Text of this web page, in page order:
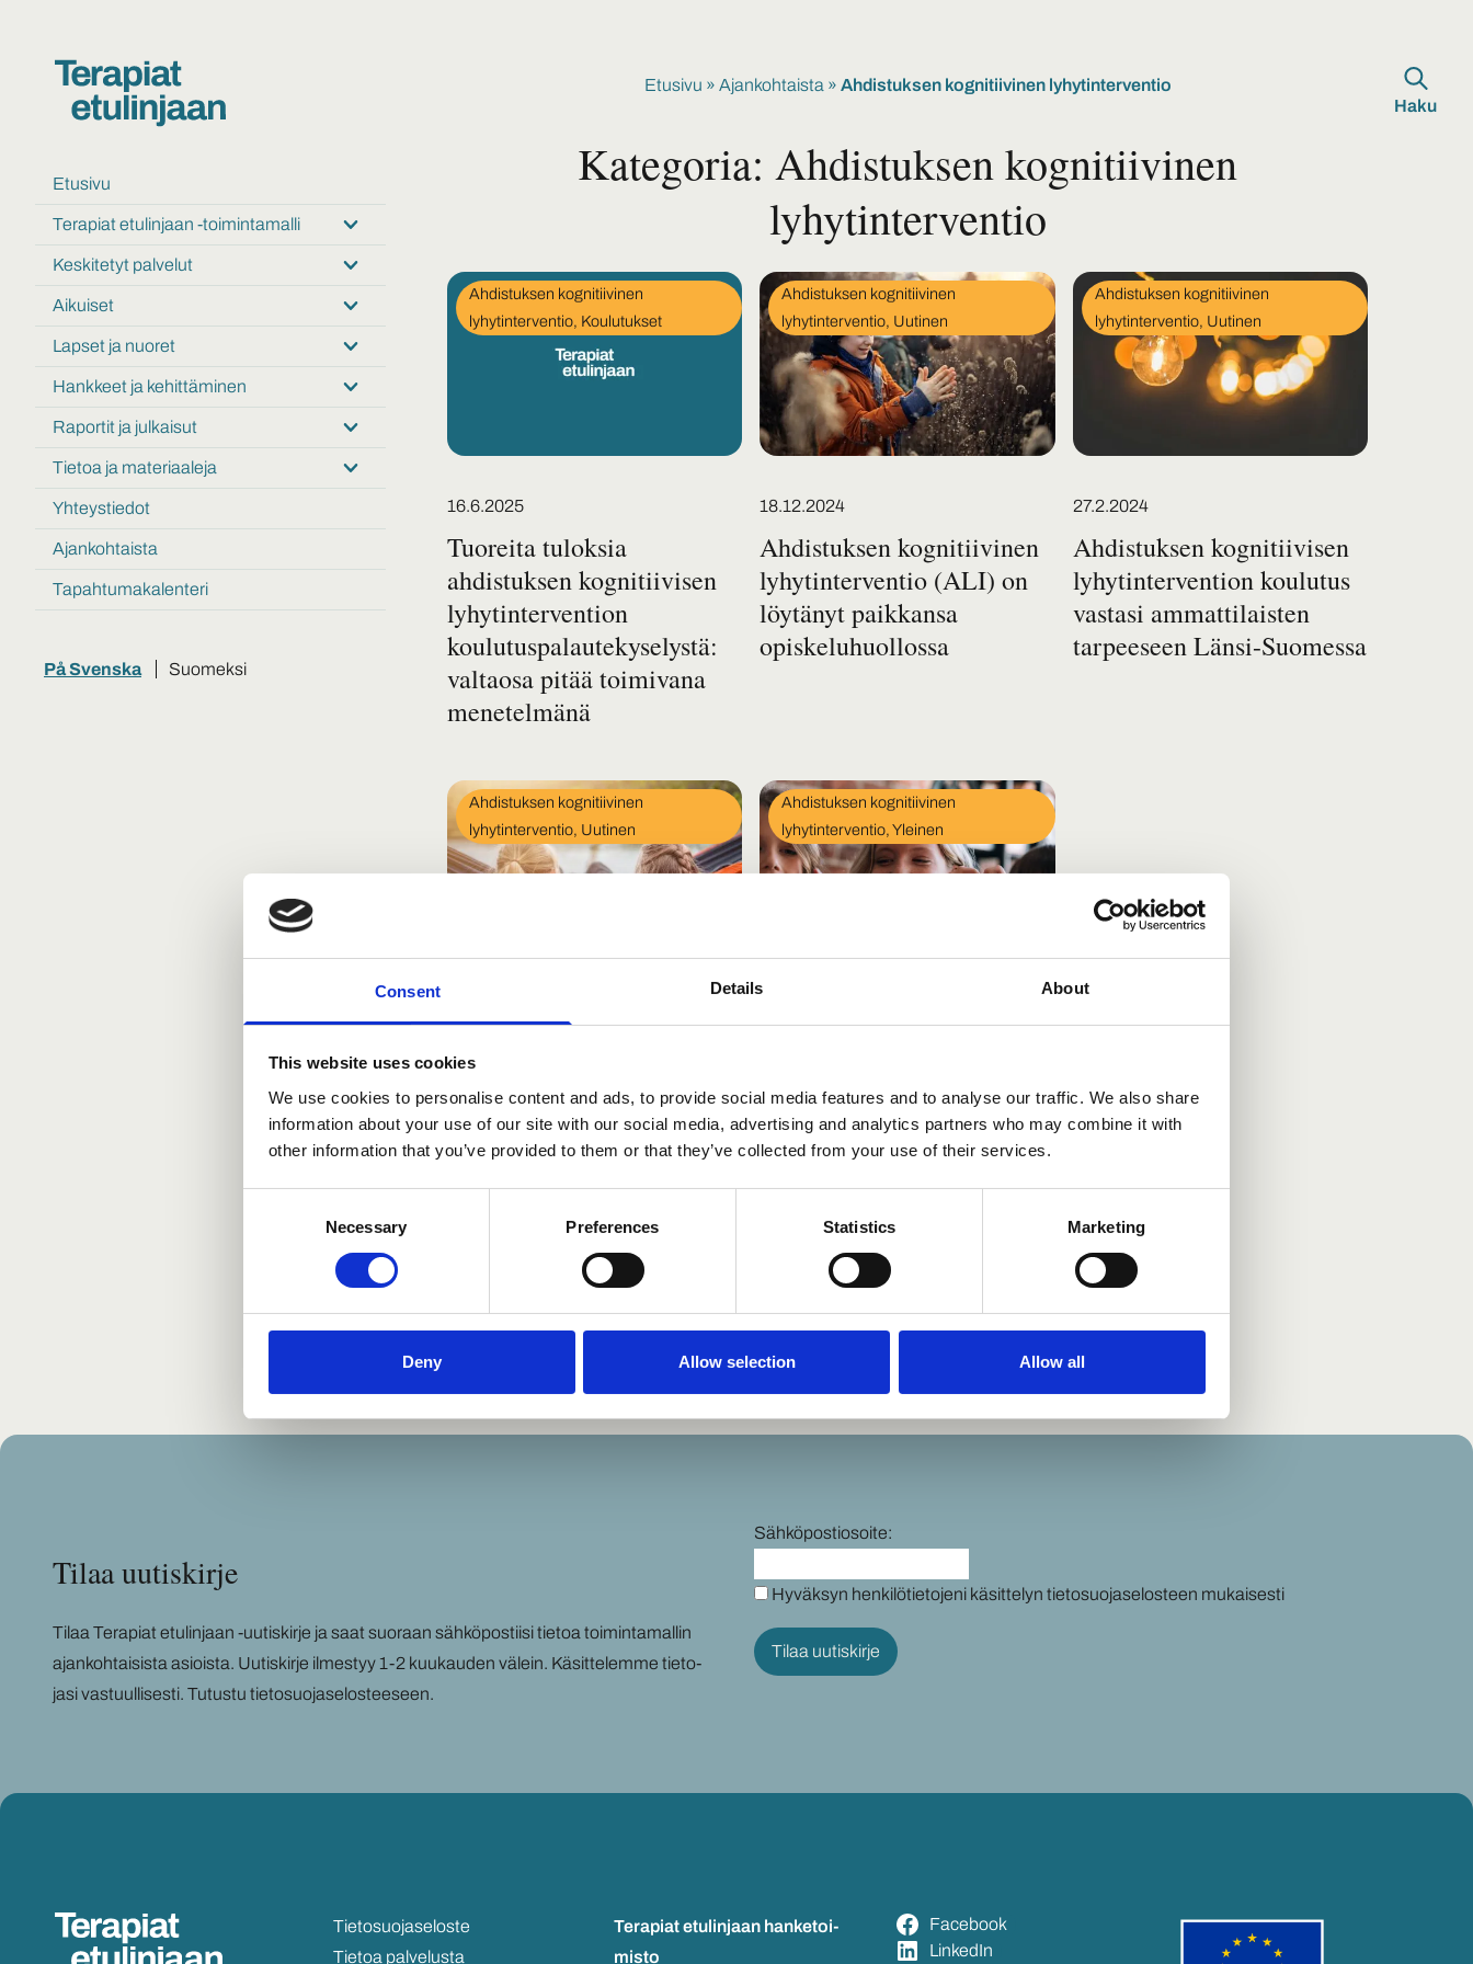
Consent Details About
This website uses cookies
We use cookies to personalise content and ads, to provide social media features and to analyse our traffic. We also share
information about your use of our site with our social media, advertising and analytics partners who may combine it with
other information that you’ve provided to them or that they’ve collected from your use of their services.
Necessary Preferences Statistics Marketing
Deny Allow selection Allow all
Etusivu
Terapiat etulinjaan -toimintamalli
Submenu:
-
Keskitetyt palvelut
Submenu:
Aikuiset
Submenu:
Lapset ja nuoret
Submenu:
nuoret
Hankkeet ja kehittäminen
Submenu:
kehittäminen
Raportit ja julkaisut
Submenu:
Tietoa ja materiaaleja
Submenu:
materiaaleja
Yhteystiedot
Ajankohtaista
Tapahtumakalenteri
På Svenska Suomeksi
Haku
Etusivu » Ajankohtaista » Ahdistuksen kognitiivinen lyhytinterventio
Kategoria: Ahdistuksen kognitiivinen
lyhytinterventio
Posted on
16.6.2025
In
category
Ahdistuksen kognitiivinen
lyhytinterventio, Koulutukset
Tuoreita tuloksia
ahdistuksen kognitiivisen
lyhytintervention
koulutuspalautekyselystä:
valtaosa pitää toimivana
menetelmänä
Posted on
18.12.2024
In
category
Ahdistuksen kognitiivinen
lyhytinterventio, Uutinen
Ahdistuksen kognitiivinen
lyhytinterventio (ALI) on
löytänyt paikkansa
opiskeluhuollossa
Posted on
27.2.2024
In
category
Ahdistuksen kognitiivinen
lyhytinterventio, Uutinen
Ahdistuksen kognitiivisen
lyhytintervention koulutus
vastasi ammattilaisten
tarpeeseen Länsi-Suomessa
In
category
Ahdistuksen kognitiivinen
lyhytinterventio, Uutinen
”Palkitsevinta on ollut
nähdä lapsen hyvinvoinnin
lisääntyminen” –
Kuraattorit kokevat
Ahdistuksen
lyhytintervention loistavana
kouluympäristöön
In
category
Ahdistuksen kognitiivinen
lyhytinterventio, Yleinen
lyhytinterventio tuo
työkaluja lasten ja nuorten
ahdistuksen ja pelkojen
helpottamiseen
Tilaa uu­tis­kir­je
Tilaa Te­ra­piat etu­lin­jaan -​uutiskirje ja saat suo­raan säh­kö­pos­tii­si tie­toa toi­min­ta­mal­lin
ajan­koh­tai­sis­ta asiois­ta. Uu­tis­kir­je il­mes­tyy 1-2 kuu­kau­den vä­lein. Kä­sit­te­lem­me tie­to­
ja­si vas­tuul­li­ses­ti. Tu­tus­tu tie­to­suo­ja­se­los­tee­seen.
Sähköpostiosoite:
Hyväksyn henkilötietojeni käsittelyn tietosuojaselosteen mukaisesti
Tie­to­suo­ja­se­los­te
Tie­toa pal­ve­lus­ta
Te­ra­piat etu­lin­jaan han­ke­toi­
mis­to
Face­book
Lin­ke­dIn